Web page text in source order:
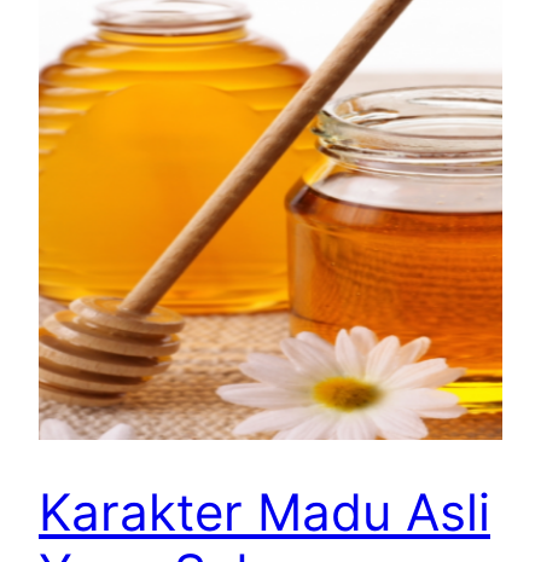
Karakter Madu Asli